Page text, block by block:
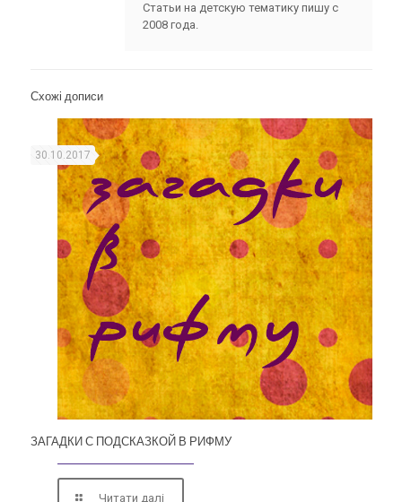
Статьи на детскую тематику пишу с
2008 года.
Схожі дописи
30.10.2017
ЗАГАДКИ С ПОДСКАЗКОЙ В РИФМУ
Читати далі